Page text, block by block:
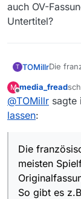
auch OV-
Untertitel?
T TOMillrDie
an.
So gibt
mit
auch
M
Offline
media_fread
@TOMillr sagte
lassen:
Die
meisten
So gibt es